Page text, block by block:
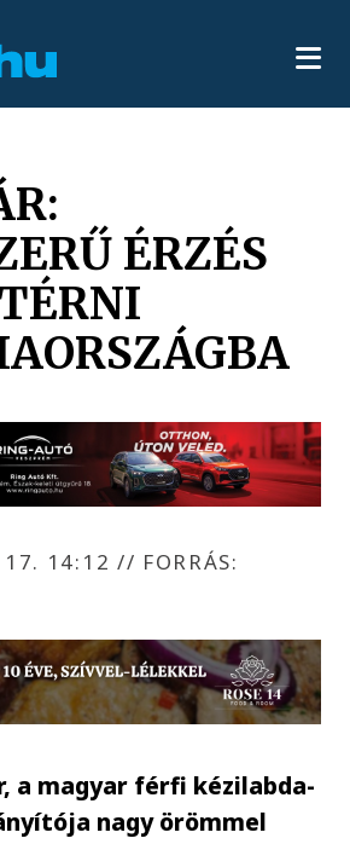
ÉRZÉS
17. 14:12 // FORRÁS:
a magyar férfi kézilabda-
nagy örömmel